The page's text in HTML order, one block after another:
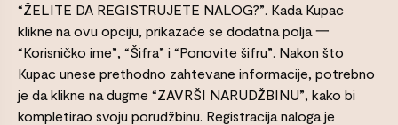
“ŽELITE DA REGISTRUJETE NALOG?”. Kada Kupac
klikne na ovu opciju, prikazaće se dodatna polja 一
“Korisničko ime”, “Šifra” i “Ponovite šifru”. Nakon što
Kupac unese prethodno zahtevane informacije, potrebno
je da klikne na dugme “ZAVRŠI NARUDŽBINU”, kako bi
kompletirao svoju porudžbinu. Registracija naloga je